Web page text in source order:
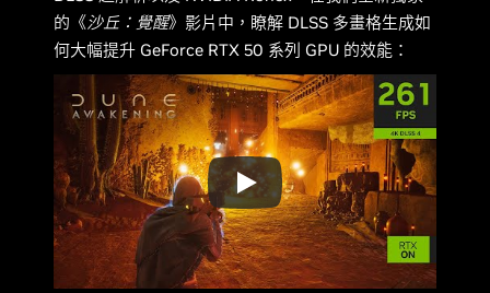
的《沙丘：覺醒》影片中，瞭解 DLSS 多畫格生成如
何大幅提升 GeForce RTX 50 系列 GPU 的效能：